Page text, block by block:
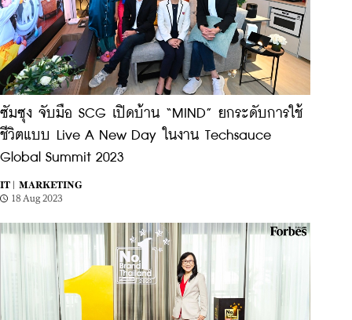
ซัมซุง จับมือ SCG เปิดบ้าน “MIND” ยกระดับการใช้
ชีวิตแบบ Live A New Day ในงาน Techsauce
Global Summit 2023
IT |
MARKETING
18 Aug 2023